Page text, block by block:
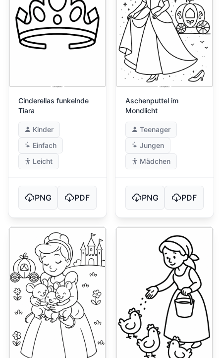
Cinderellas funkelnde
Tiara
Kinder
Einfach
Leicht
PNG PDF
Aschenputtel im
Mondlicht
Teenager
Jungen
Mädchen
PNG PDF